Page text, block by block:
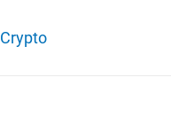
Crypto